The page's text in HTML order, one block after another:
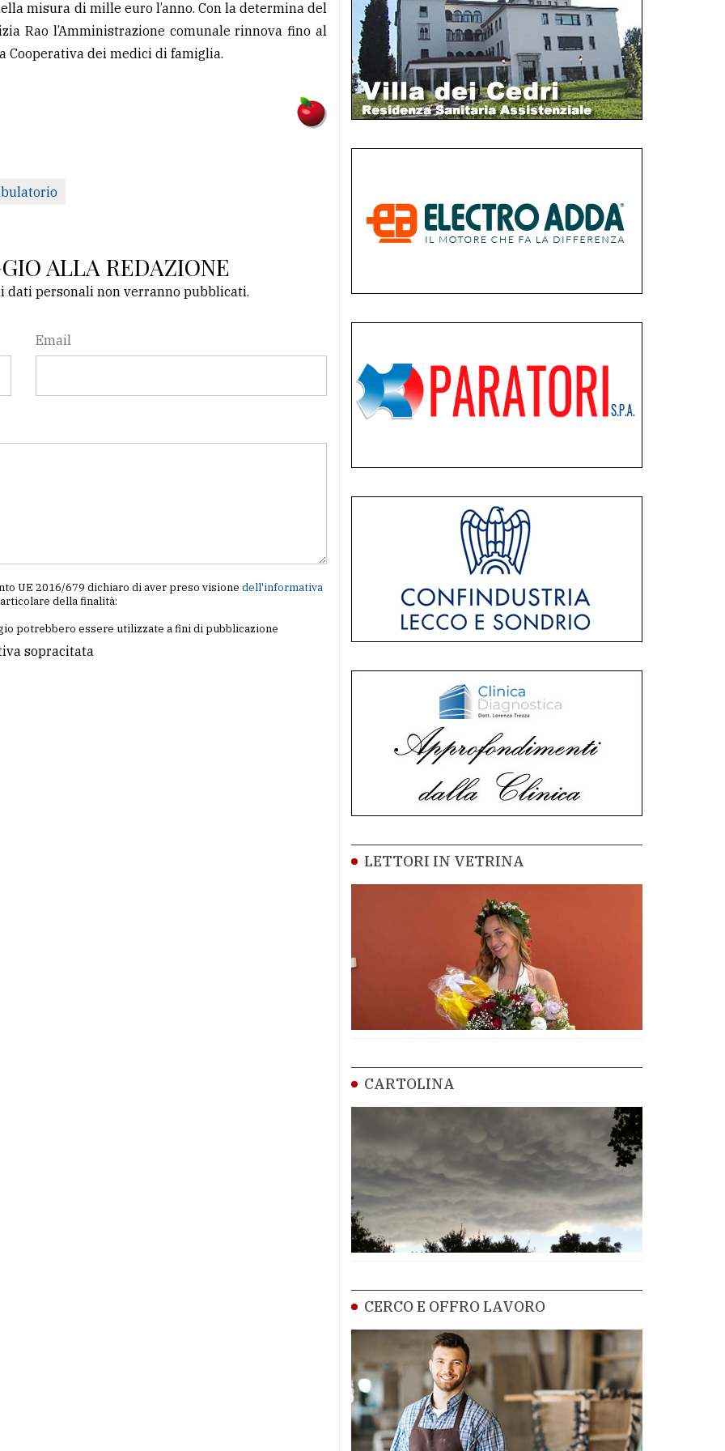
misura di mille euro l’anno. Con la determina del
Rao l’Amministrazione comunale rinnova fino al
Cooperativa dei medici di famiglia.
ALLA REDAZIONE
personali non verranno pubblicati.
Email
UE 2016/679 dichiaro di aver preso visione dell'informativa
della finalità:
potrebbero essere utilizzate a fini di pubblicazione
sopracitata
LETTORI IN VETRINA
CARTOLINA
CERCO E OFFRO LAVORO